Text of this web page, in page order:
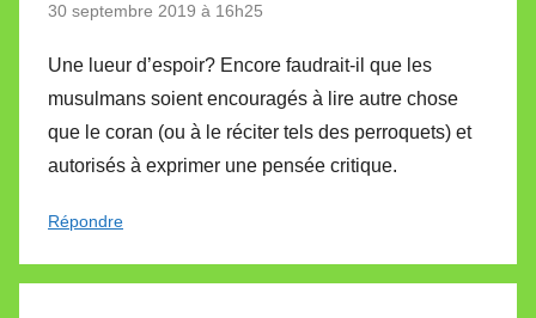
30 septembre 2019 à 16h25
Une lueur d’espoir? Encore faudrait-il que les
musulmans soient encouragés à lire autre chose
que le coran (ou à le réciter tels des perroquets) et
autorisés à exprimer une pensée critique.
Répondre